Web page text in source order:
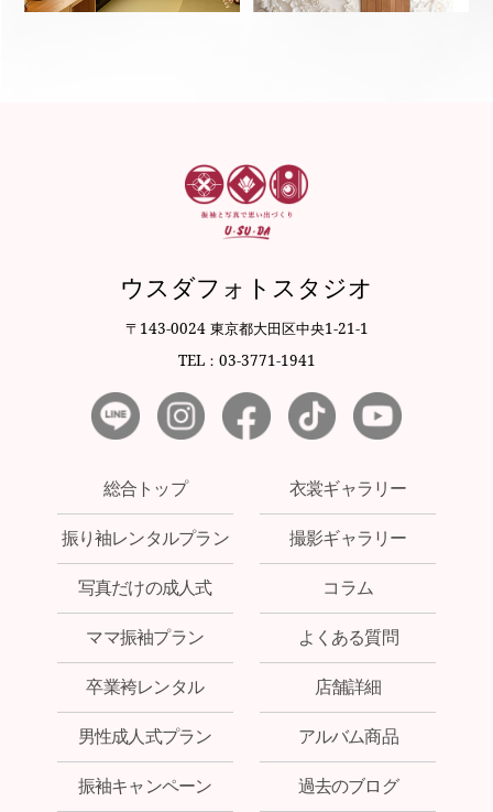
ウスダフォトスタジオ
〒143-0024 東京都大田区中央1-21-1
TEL：03-3771-1941
総合トップ
振り袖レンタルプラン
写真だけの成人式
ママ振袖プラン
卒業袴レンタル
男性成人式プラン
振袖キャンペーン
衣裳ギャラリー
撮影ギャラリー
コラム
よくある質問
店舗詳細
アルバム商品
過去のブログ